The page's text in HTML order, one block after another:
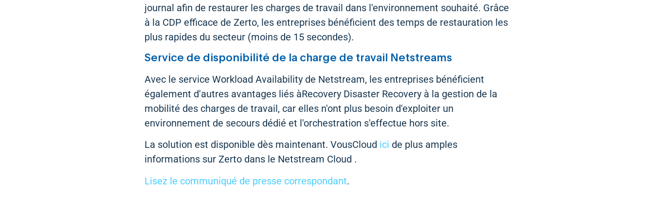
journal afin de restaurer les charges de travail dans l'environnement souhaité. Grâce
à la CDP efficace de Zerto, les entreprises bénéficient des temps de restauration les
plus rapides du secteur (moins de 15 secondes).
Service de disponibilité de la charge de travail Netstreams
Avec le service Workload Availability de Netstream, les entreprises bénéficient
également d'autres avantages liés àRecovery Disaster Recovery à la gestion de la
mobilité des charges de travail, car elles n'ont plus besoin d'exploiter un
environnement de secours dédié et l'orchestration s'effectue hors site.
La solution est disponible dès maintenant. VousCloud ici de plus amples
informations sur Zerto dans le Netstream Cloud .
Lisez le communiqué de presse correspondant.